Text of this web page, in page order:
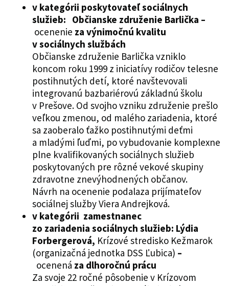
v kategórii poskytovateľ sociálnych
služieb: Občianske združenie Barlička –
ocenenie za výnimočnú kvalitu
v sociálnych službách
Občianske združenie Barlička vzniklo
koncom roku 1999 z iniciatívy rodičov telesne
postihnutých detí, ktoré navštevovali
integrovanú bazbariérovú základnú školu
v Prešove. Od svojho vzniku združenie prešlo
veľkou zmenou, od malého zariadenia, ktoré
sa zaoberalo ťažko postihnutými deťmi
a mladými ľuďmi, po vybudovanie komplexne
plne kvalifikovaných sociálnych služieb
poskytovaných pre rôzné vekové skupiny
zdravotne znevýhodnených občanov.
Návrh na ocenenie podalaza prijímateľov
sociálnej služby Viera Andrejková.
v kategórii zamestnanec
zo zariadenia sociálnych služieb: Lýdia
Forbergerová, Krízové stredisko Kežmarok
(organizačná jednotka DSS Ľubica) –
ocenená za dlhoročnú prácu
Za svoje 22 ročné pôsobenie v Krízovom